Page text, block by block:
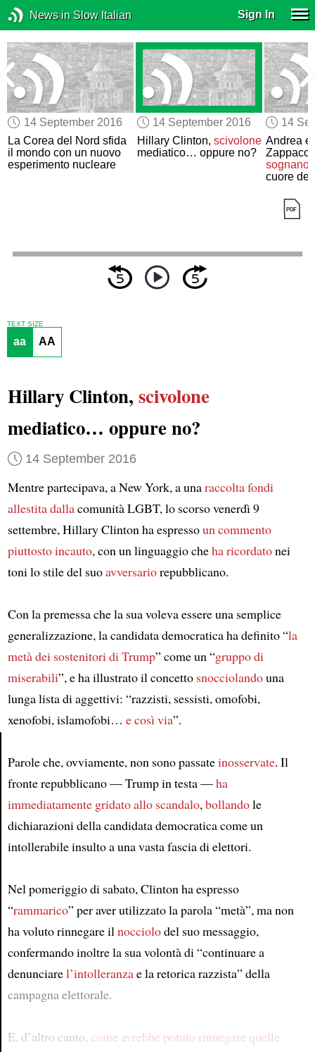
News in Slow Italian Sign In
14 September 2016
La Corea del Nord sfida
il mondo con un nuovo
esperimento nucleare
14 September 2016
Hillary Clinton, scivolone
mediatico… oppure no?
14
Andrea e
sognano
cuore del
TEXT SIZE
aa AA
Hillary Clinton, scivolone
mediatico… oppure no?
14 September 2016
Mentre partecipava, a New York, a unaraccolta fondi
allestita dallacomunità LGBT, lo scorso venerdì 9
settembre, Hillary Clinton ha espressoun commento
piuttosto incauto, con un linguaggio cheha ricordatonei
toni lo stile del suoavversariorepubblicano.
Con la premessa che la sua voleva essere una semplice
generalizzazione, la candidata democratica ha definito “la
metà dei sostenitori di Trump” come un “gruppo di
miserabili”, e ha illustrato il concetto snocciolandouna
lunga lista di aggettivi: “razzisti, sessisti, omofobi,
xenofobi, islamofobi… e così via”.
Parole che, ovviamente, non sono passateinosservate. Il
fronte repubblicano — Trump in testa —ha
immediatamente gridato allo scandalo,bollandole
dichiarazioni della candidata democratica come un
intollerabile insulto a una vasta fascia di elettori.
Nel pomeriggio di sabato, Clinton ha espresso
“rammarico” per aver utilizzato la parola “metà”, ma non
ha voluto rinnegare ilnocciolodel suo messaggio,
confermando inoltre la sua volontà di “continuare a
denunciarel’intolleranzae la retorica razzista” della
campagna elettorale.
E, d’altro canto, come avrebbe potuto rinnegare quelle